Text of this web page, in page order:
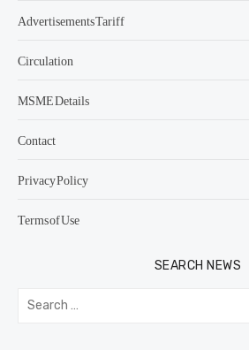
Advertisements Tariff
Circulation
MSME Details
Contact
Privacy Policy
Terms of Use
SEARCH NEWS
Search
for: